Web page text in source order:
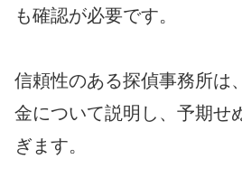
も確認が必要です。
信頼性のある探偵事務所は
金について説明し、予期せ
ぎます。